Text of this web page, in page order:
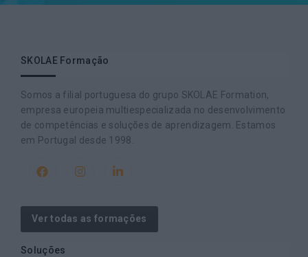
SKOLAE Formação
Somos a filial portuguesa do grupo SKOLAE Formation,
empresa europeia multiespecializada no desenvolvimento
de competências e soluções de aprendizagem. Estamos
em Portugal desde 1998.
Ver todas as formações
Soluções